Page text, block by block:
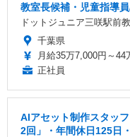
教室長候補・児童指導
ドットジュニア三咲駅前
千葉県
月給35万7,000円～44
正社員
AIアセット制作スタッ
2回」・年間休日125日